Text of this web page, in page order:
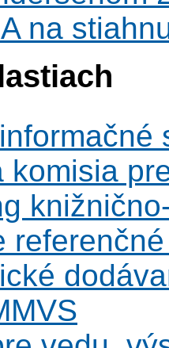
na
komisia